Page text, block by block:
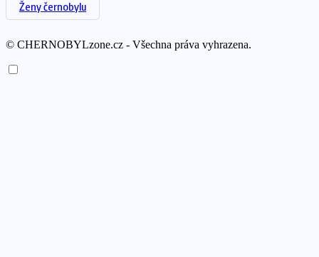
Ženy černobylu
© CHERNOBYLzone.cz - Všechna práva vyhrazena.